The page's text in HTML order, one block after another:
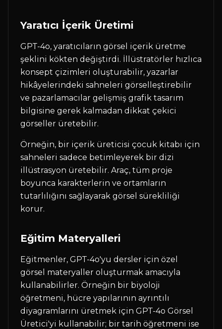
Yaratıcı İçerik Üretimi
GPT-4o, yaratıcıların görsel içerik üretme
şeklini kökten değiştirdi. İllüstratörler hızlıca
konsept çizimleri oluşturabilir, yazarlar
hikâyelerindeki sahneleri görselleştirebilir
ve pazarlamacılar gelişmiş grafik tasarım
bilgisine gerek kalmadan dikkat çekici
görseller üretebilir.
Örneğin, bir içerik üreticisi çocuk kitabı için
sahneleri sadece betimleyerek bir dizi
illüstrasyon üretebilir. Araç, tüm proje
boyunca karakterlerin ve ortamların
tutarlılığını sağlayarak görsel sürekliliği
korur.
Eğitim Materyalleri
Eğitmenler, GPT-4o'yu dersler için özel
görsel materyaller oluşturmak amacıyla
kullanabilirler. Örneğin bir biyoloji
öğretmeni, hücre yapılarının ayrıntılı
diyagramlarını üretmek için GPT-4o Görsel
Üretici'yi kullanabilir; bir tarih öğretmeni ise